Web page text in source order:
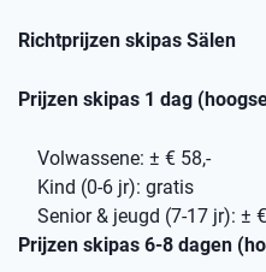
Richtprijzen skipas Sälen
Prijzen skipas 1 dag
Volwassene: ± € 58,-
Kind (0-6 jr): gratis
Senior & jeugd (7-17 jr): ±
Prijzen skipas 6-8 dagen